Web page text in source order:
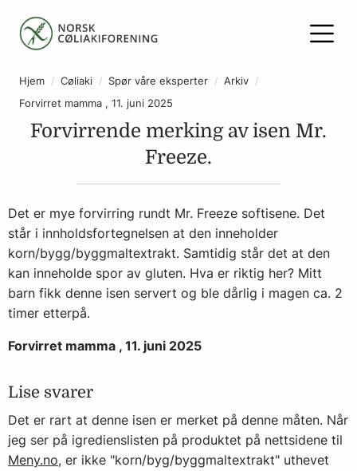
Hjem Cøliaki Spør våre eksperter
Arkiv
Forvirret mamma , 11. juni 2025
Forvirrende merking av isen Mr.
Freeze.
Det er mye forvirring rundt Mr. Freeze softisene. Det
står i innholdsfortegnelsen at den inneholder
korn/bygg/byggmaltextrakt. Samtidig står det at den
kan inneholde spor av gluten. Hva er riktig her? Mitt
barn fikk denne isen servert og ble dårlig i magen ca. 2
timer etterpå.
Forvirret mamma , 11. juni 2025
Lise svarer
Det er rart at denne isen er merket på denne måten. Når
jeg ser på igredienslisten på produktet på nettsidene til
Meny.no, er ikke "korn/byg/byggmaltextrakt" uthevet